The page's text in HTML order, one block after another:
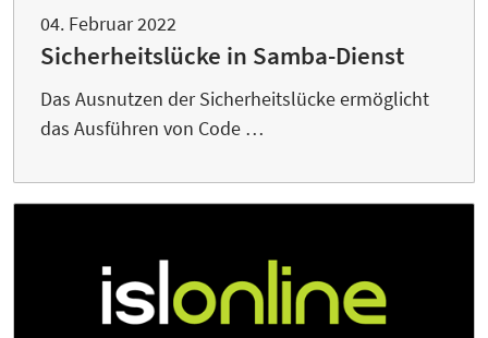
04. Februar 2022
Sicherheitslücke in Samba-Dienst
Das Ausnutzen der Sicherheitslücke ermöglicht
das Ausführen von Code …